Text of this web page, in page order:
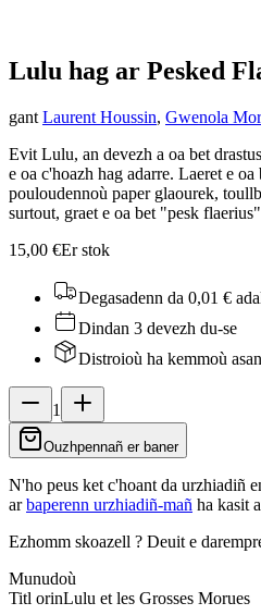
Lulu hag ar Pesked
gant Laurent Houssin, Gwenola
Evit Lulu, an devezh a oa bet
e oa c'hoazh hag adarre. Laeret e
pouloudennoù paper glaourek,
surtout, graet e oa bet "pesk
15,00 €Er stok
Degasadenn da 0,01 €
Dindan 3 devezh du-se
Distroioù ha kemmoù
1
Ouzhpennañ er baner
N'ho peus ket c'hoant da urzhiadiñ
arbaperenn urzhiadiñ-mañ ha kasit
Ezhomm skoazell ? Deuit e
Munudoù
Titl orinLulu et les Grosses Morues